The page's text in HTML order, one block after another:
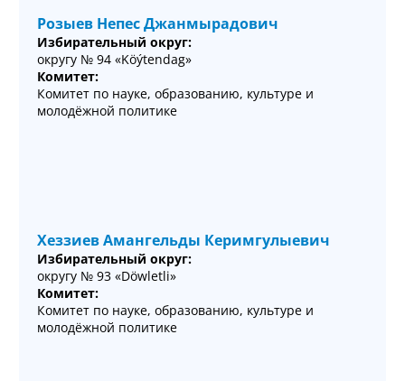
Розыев Непес Джанмырадович
Избирательный округ:
округу № 94 «Köýtendag»
Комитет:
Комитет по науке, образованию, культуре и
молодёжной политике
Хеззиев Амангельды Керимгулыевич
Избирательный округ:
округу № 93 «Döwletli»
Комитет:
Комитет по науке, образованию, культуре и
молодёжной политике